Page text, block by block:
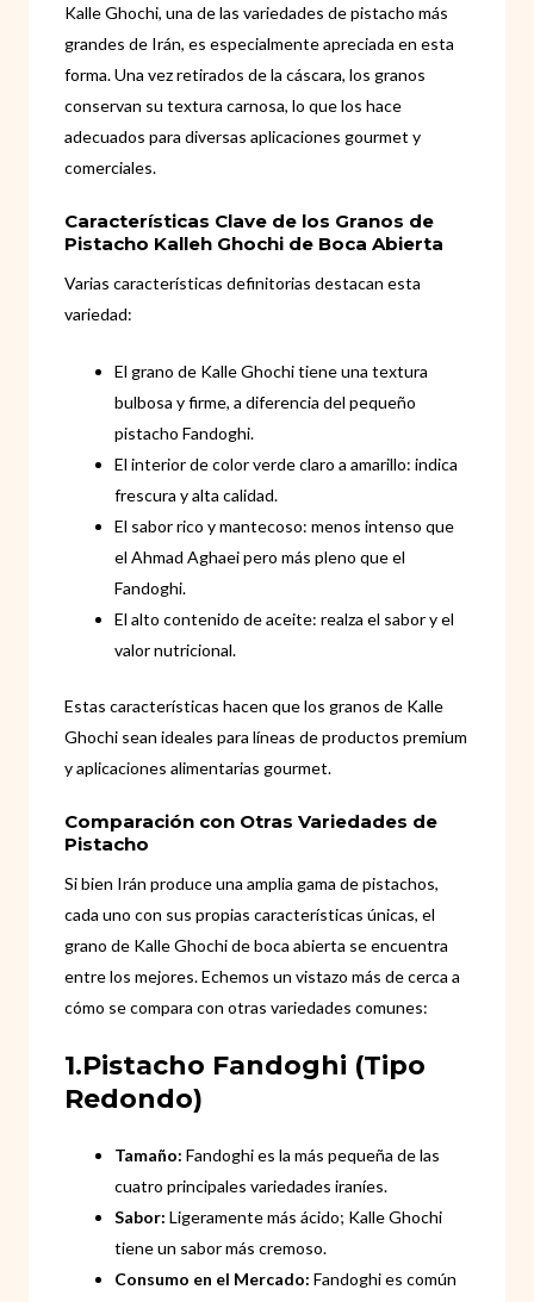
Kalle Ghochi, una de las variedades de pistacho más
grandes de Irán, es especialmente apreciada en esta
forma. Una vez retirados de la cáscara, los granos
conservan su textura carnosa, lo que los hace
adecuados para diversas aplicaciones gourmet y
comerciales.
Características Clave de los Granos de
Pistacho Kalleh Ghochi de Boca Abierta
Varias características definitorias destacan esta
variedad:
El grano de Kalle Ghochi tiene una textura
bulbosa y firme, a diferencia del pequeño
pistacho Fandoghi.
El interior de color verde claro a amarillo: indica
frescura y alta calidad.
El sabor rico y mantecoso: menos intenso que
el Ahmad Aghaei pero más pleno que el
Fandoghi.
El alto contenido de aceite: realza el sabor y el
valor nutricional.
Estas características hacen que los granos de Kalle
Ghochi sean ideales para líneas de productos premium
y aplicaciones alimentarias gourmet.
Comparación con Otras Variedades de
Pistacho
Si bien Irán produce una amplia gama de pistachos,
cada uno con sus propias características únicas, el
grano de Kalle Ghochi de boca abierta se encuentra
entre los mejores. Echemos un vistazo más de cerca a
cómo se compara con otras variedades comunes:
1.Pistacho Fandoghi (Tipo
Redondo)
Tamaño: Fandoghi es la más pequeña de las
cuatro principales variedades iraníes.
Sabor: Ligeramente más ácido; Kalle Ghochi
tiene un sabor más cremoso.
Consumo en el Mercado: Fandoghi es común